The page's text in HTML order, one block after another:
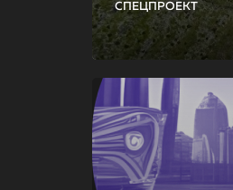
СПЕЦПРОЕКТ